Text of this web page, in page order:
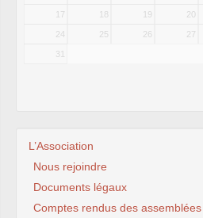
17 18 19 20
24 25 26 27
31
L’Association
Nous rejoindre
Documents légaux
Comptes rendus des